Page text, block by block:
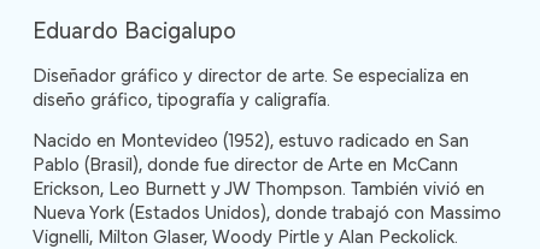
Eduardo Bacigalupo
Diseñador gráfico y director de arte. Se especializa en
diseño gráfico, tipografía y caligrafía.
Nacido en Montevideo (1952), estuvo radicado en San
Pablo (Brasil), donde fue director de Arte en McCann
Erickson, Leo Burnett y JW Thompson. También vivió en
Nueva York (Estados Unidos), donde trabajó con Massimo
Vignelli, Milton Glaser, Woody Pirtle y Alan Peckolick.